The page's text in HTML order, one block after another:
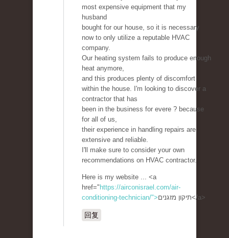
most expensive equipment that my
husband
bought for our house, so it is necessary
now to only utilize a reputable HVAC
company.
Our heating system fails to produce enough
heat anymore,
and this produces plenty of discomfort
within the house. I'm looking to discover a
contractor that has
been in the business for evere ? because
for all of us,
their experience in handling repairs are
extensive and reliable.
I'll make sure to consider your own
recommendations on HVAC contractor.
Here is my website ... <a
href=" https://airconisrael.com/air-
conditioning-technician/">
תיקון מזגנים</a>
回复